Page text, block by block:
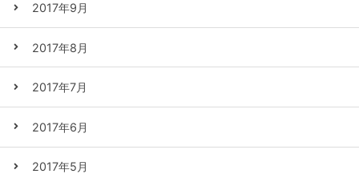
2017年9月
2017年8月
2017年7月
2017年6月
2017年5月